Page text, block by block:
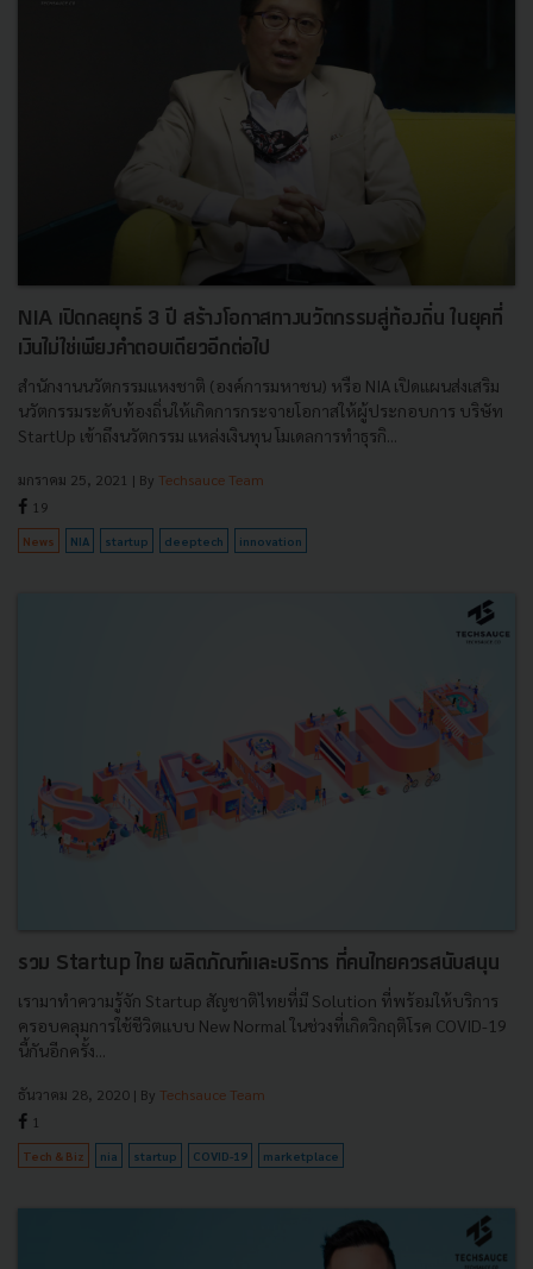
NIA เปิดกลยุทธ์ 3 ปี สร้างโอกาสทางนวัตกรรมสู่ท้องถิ่น ในยุคที่
เงินไม่ใช่เพียงคำตอบเดียวอีกต่อไป
สำนักงานนวัตกรรมแหงชาติ (องค์การมหาชน) หรือ NIA เปิดแผนส่งเสริม
นวัตกรรมระดับท้องถิ่นให้เกิดการกระจายโอกาสให้ผู้ประกอบการ บริษัท
StartUp เข้าถึงนวัตกรรม แหล่งเงินทุน โมเดลการทำธุรกิ...
มกราคม 25, 2021 | By Techsauce Team
19
News NIA startup deeptech innovation
รวม Startup ไทย ผลิตภัณฑ์และบริการ ที่คนไทยควรสนับสนุน
เรามาทำความรู้จัก Startup สัญชาติไทยที่มี Solution ที่พร้อมให้บริการ
ครอบคลุมการใช้ชีวิตเเบบ New Normal ในช่วงที่เกิดวิกฤติโรค COVID-19
นี้กันอีกครั้ง...
ธันวาคม 28, 2020 | By Techsauce Team
1
Tech & Biz nia startup COVID-19 marketplace